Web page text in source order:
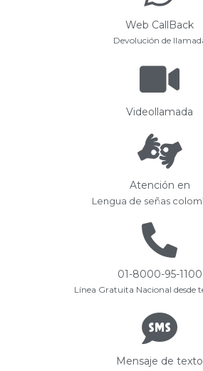
Web CallBack
Devolución de
Videollamada
Atención en
Lengua de señas
01-8000-95-1100
Línea Gratuita Nacional desde
Mensaje de texto